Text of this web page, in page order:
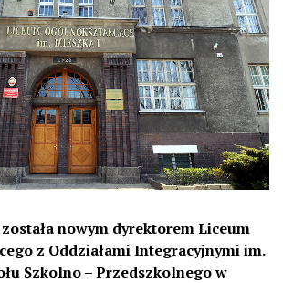
nowym dyrektorem Liceum
z Oddziałami Integracyjnymi im.
Szkolno – Przedszkolnego w